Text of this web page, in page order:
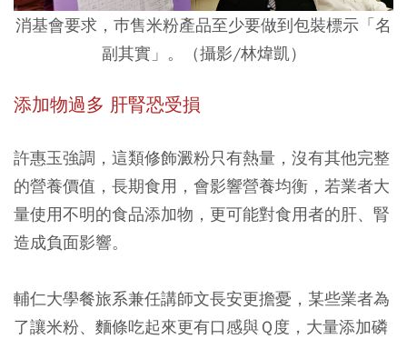
消基會要求，巿售米粉產品至少要做到包裝標示「名
副其實」。（攝影/林煒凱）
添加物過多 肝腎恐受損
許惠玉強調，這類修飾澱粉只有熱量，沒有其他完整
的營養價值，長期食用，會影響營養均衡，若業者大
量使用不明的食品添加物，更可能對食用者的肝、腎
造成負面影響。
輔仁大學餐旅系兼任講師文長安更擔憂，某些業者為
了讓米粉、麵條吃起來更有口感與Ｑ度，大量添加磷